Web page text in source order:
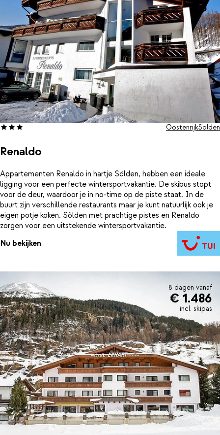
Renaldo
OostenrijkSölden
Appartementen Renaldo in hartje Sölden, hebben een ideale
ligging voor een perfecte wintersportvakantie. De skibus stopt
voor de deur, waardoor je in no-time op de piste staat. In de
buurt zijn verschillende restaurants maar je kunt natuurlijk ook je
eigen potje koken. Sölden met prachtige pistes en Renaldo
zorgen voor een uitstekende wintersportvakantie.
Nu bekijken
8 dagen vanaf
€ 1.486
incl. skipas